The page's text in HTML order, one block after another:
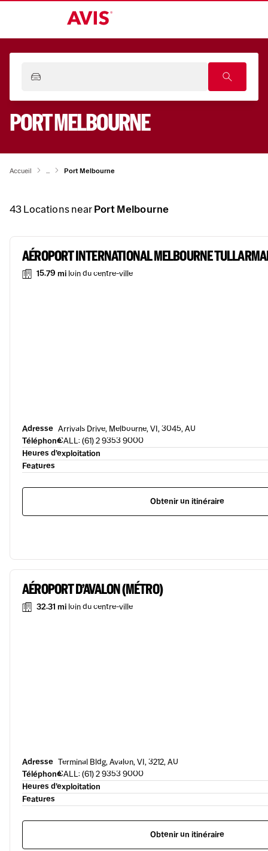
PORT MELBOURNE
Accueil ... Port Melbourne
43Locations nearPort Melbourne
AÉROPORT INTERNATIONAL MELBOURNE
15.79 mi loin du centre-ville
Adresse Arrivals Drive, Melbourne, VI, 3045, AU
TéléphoneCALL: (61) 2 9353 9000
Heures d’exploitation
Features
Obtenir un itinéraire
AÉROPORT D’AVALON (MÉTRO)
32.31 mi loin du centre-ville
Adresse Terminal Bldg, Avalon, VI, 3212, AU
TéléphoneCALL: (61) 2 9353 9000
Heures d’exploitation
Features
Obtenir un itinéraire